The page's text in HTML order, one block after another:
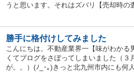
うと思います。それはズバリ【売却時の
勝手に格付けしてみました
こんにちは。不動産業界一【味がわかる
くてブログをさぼってしまいました（３
が。。）(ﾉ_･｡)きっと北九州市内にも何